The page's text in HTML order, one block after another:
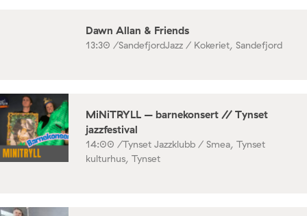
Dawn Allan & Friends
13:30 /SandefjordJazz / Kokeriet, Sandefjord
MiNiTRYLL – barnekonsert // Tynset
jazzfestival
14:00 /Tynset Jazzklubb / Smea, Tynset
kulturhus, Tynset